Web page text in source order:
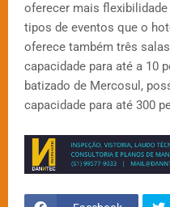
oferecer mais
tipos de eventos que o
oferece também três
capacidade para até a 10
batizado de Mercosul,
capacidade para até 300